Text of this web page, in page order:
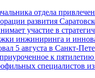
отдела
развития
участие в
инжиниринга и
5 августа в Санкт-
к
специалистов